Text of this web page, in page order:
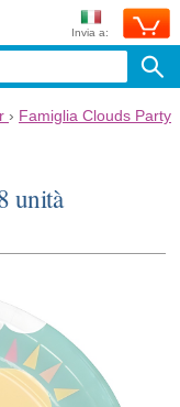
Invia a:
› Famiglia Clouds Party
unità